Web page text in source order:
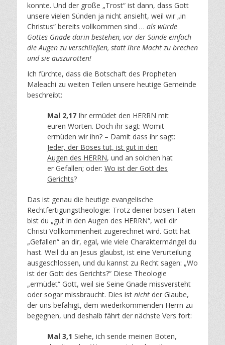
konnte. Und der große „Trost“ ist dann, dass Gott
unsere vielen Sünden ja nicht ansieht, weil wir „in
Christus“ bereits vollkommen sind … als würde
Gottes Gnade darin bestehen, vor der Sünde einfach
die Augen zu verschließen, statt ihre Macht zu brechen
und sie auszurotten!
Ich fürchte, dass die Botschaft des Propheten
Maleachi zu weiten Teilen unsere heutige Gemeinde
beschreibt:
Mal 2,17 Ihr ermüdet den HERRN mit
euren Worten. Doch ihr sagt: Womit
ermüden wir ihn? – Damit dass ihr sagt:
Jeder, der Böses tut, ist gut in den
Augen des HERRN, und an solchen hat
er Gefallen; oder: Wo ist der Gott des
Gerichts?
Das ist genau die heutige evangelische
Rechtfertigungstheologie: Trotz deiner bösen Taten
bist du „gut in den Augen des HERRN“, weil dir
Christi Vollkommenheit zugerechnet wird. Gott hat
„Gefallen“ an dir, egal, wie viele Charaktermängel du
hast. Weil du an Jesus glaubst, ist eine Verurteilung
ausgeschlossen, und du kannst zu Recht sagen: „Wo
ist der Gott des Gerichts?“ Diese Theologie
„ermüdet“ Gott, weil sie Seine Gnade missversteht
oder sogar missbraucht. Dies ist nicht der Glaube,
der uns befähigt, dem wiederkommenden Herrn zu
begegnen, und deshalb fährt der nächste Vers fort:
Mal 3,1 Siehe, ich sende meinen Boten,